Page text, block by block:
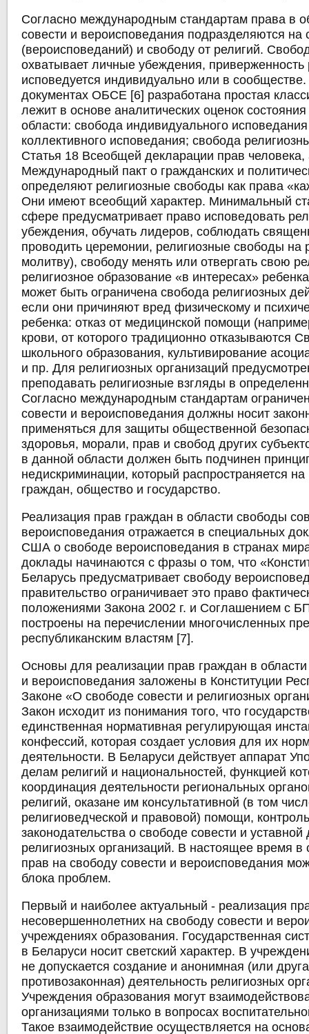
Согласно международным стандартам права в
совести и вероисповедания подразделяются на
(вероисповеданий) и свободу от религий.
охватывает личные убеждения, приверженность
исповедуется индивидуально или в
документах ОБСЕ [6] разработана простая
лежит в основе аналитических оценок
области: свобода индивидуального
коллективного исповедания; свобода
Статья 18 Всеобщей декларации прав человека,
Международный пакт о гражданских и
определяют религиозные свободы как права
Они имеют всеобщий характер. Минимальный
сфере предусматривает право исповедовать
убеждения, обучать лидеров, соблюдать
проводить церемонии, религиозные свободы на
молитву), свободу менять или отвергать свою
религиозное образование «в интересах»
может быть ограничена свобода религиозных
если они причиняют вред физическому и
ребенка: отказ от медицинской помощи
крови, от которого традиционно отказываются
школьного образования, культивирование
и пр. Для религиозных организаций
преподавать религиозные взгляды в
Согласно международным стандартам
совести и вероисповедания должны носит
применяться для защиты общественной
здоровья, морали, прав и свобод других
в данной области должен быть подчинен
недискриминации, который распространяется
граждан, общество и государство.
Реализация прав граждан в области свободы
вероисповедания отражается в специальных
США о свободе вероисповедания в странах
доклады начинаются с фразы о том, что
Беларусь предусматривает свободу
правительство ограничивает это право
положениями Закона 2002 г. и Соглашением с
построены на перечислении многочисленных
республиканским властям [7].
Основы для реализации прав граждан в
и вероисповедания заложены в Конституции
Законе «О свободе совести и религиозных
Закон исходит из понимания того, что
единственная нормативная регулирующая
конфессий, которая создает условия для их
деятельности. В Беларуси действует аппарат
делам религий и национальностей, функцией
координация деятельности региональных
религий, оказане им консультативной (в том
религиоведческой и правовой) помощи,
законодательства о свободе совести и
религиозных организаций. В настоящее время
прав на свободу совести и вероисповедания
блока проблем.
Первый и наиболее актуальный - реализация
несовершеннолетних на свободу совести и
учреждениях образования. Государственная
в Беларуси носит светский характер. В
не допускается создание и анонимная (или
противозаконная) деятельность религиозных
Учреждения образования могут
организациями только в вопросах
Такое взаимодействие осуществляется на